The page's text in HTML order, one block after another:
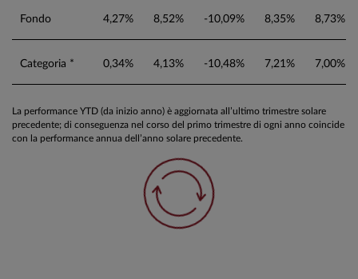
Fondo 4,27% 8,52% -10,09% 8,35% 8,73%
Categoria * 0,34% 4,13% -10,48% 7,21% 7,00%
La performance YTD (da inizio anno) è aggiornata all’ultimo trimestre solare
precedente; di conseguenza nel corso del primo trimestre di ogni anno coincide
con la performance annua dell’anno solare precedente.